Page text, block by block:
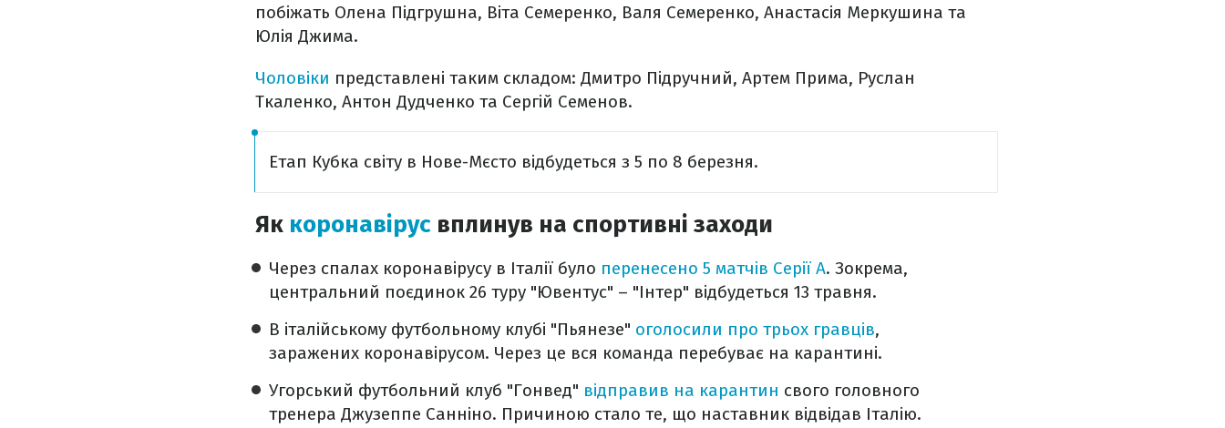
побіжать Олена Підгрушна, Віта Семеренко, Валя Семеренко, Анастасія Меркушина та
Юлія Джима.
Чоловіки представлені таким складом: Дмитро Підручний, Артем Прима, Руслан
Ткаленко, Антон Дудченко та Сергій Семенов.
Етап Кубка світу в Нове-Мєсто відбудеться з 5 по 8 березня.
Як коронавірус вплинув на спортивні заходи
Через спалах коронавірусу в Італії було перенесено 5 матчів Серії А. Зокрема,
центральний поєдинок 26 туру "Ювентус" – "Інтер" відбудеться 13 травня.
В італійському футбольному клубі "Пьянезе" оголосили про трьох гравців,
заражених коронавірусом. Через це вся команда перебуває на карантині.
Угорський футбольний клуб "Гонвед" відправив на карантин свого головного
тренера Джузеппе Санніно. Причиною стало те, що наставник відвідав Італію.